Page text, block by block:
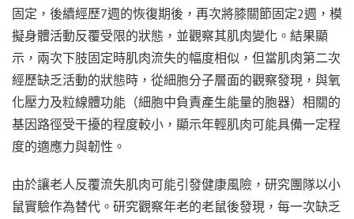
固定，後續經歷7週的恢復期後，再次將膝關節固定2週，模
擬身體活動反覆受限的狀態，並觀察其肌肉變化。結果顯
示，兩次下肢固定時肌肉流失的幅度相似，但當肌肉第二次
經歷缺乏活動的狀態時，從細胞分子層面的觀察發現，與氧
化壓力及粒線體功能（細胞中負責產生能量的胞器）相關的
基因路徑受干擾的程度較小，顯示年輕肌肉可能具備一定程
度的適應力與韌性。
由於讓老人反覆流失肌肉可能引發健康風險，研究團隊以小
鼠實驗作為替代。研究觀察年老的老鼠後發現，每一次缺乏